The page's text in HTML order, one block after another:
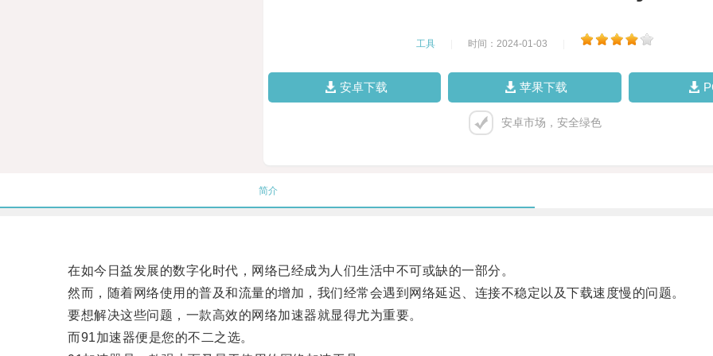
工具 时间：2024-01-03
安卓下载 苹果下载
安卓市场，安全绿色
简介
在如今日益发展的数字化时代，网络已经成为人们生活中不可或缺的一部分。
然而，随着网络使用的普及和流量的增加，我们经常会遇到网络延迟、连接不稳定以及下载速度慢的问题。
要想解决这些问题，一款高效的网络加速器就显得尤为重要。
而91加速器便是您的不二之选。